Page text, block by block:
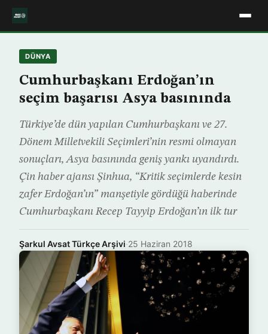
DÜNYA
Cumhurbaşkanı Erdoğan’ın
seçim başarısı Asya basınında
Türkiye’de dün yapılan Cumhurbaşkanı ve 27.
Dönem Milletvekili Seçimleri’nin resmi olmayan
sonuçları, Asya basınında geniş yankı uyandırdı.
Çin haber ajansı Şinhua, “Kritik seçimlerde kesin
zafer Erdoğan’ın” manşetiyle gördüğü haberinde
Cumhurbaşkanı Recep Tayyip Erdoğan’ın ilk tur
Şarkul Avsat Türkçe Arşivi·25 Haziran 2018